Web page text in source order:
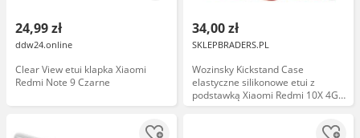
24,99 zł
ddw24.online
Clear View etui klapka Xiaomi
Redmi Note 9 Czarne
34,00 zł
SKLEPBRADERS.PL
Wozinsky Kickstand Case
elastyczne silikonowe etui z
podstawką Xiaomi Redmi 10X 4G /
Xiaomi Redmi Note 9 czerwony